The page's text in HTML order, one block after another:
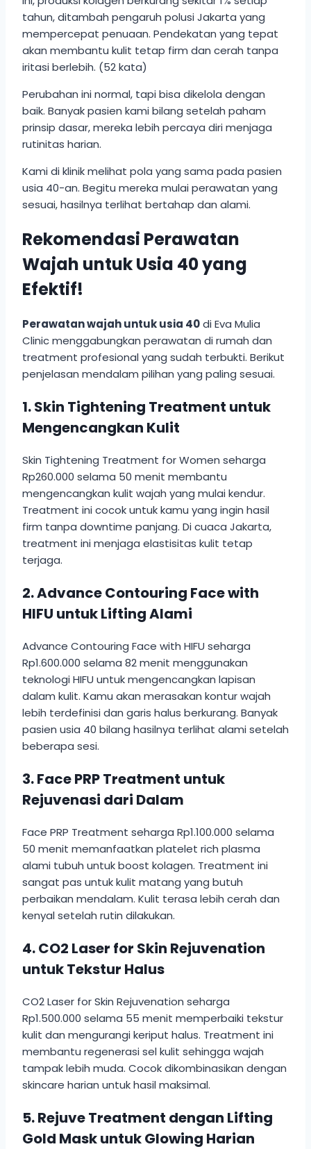
tahun, ditambah pengaruh polusi Jakarta yang
mempercepat penuaan. Pendekatan yang tepat
akan membantu kulit tetap firm dan cerah tanpa
iritasi berlebih. (52 kata)
Perubahan ini normal, tapi bisa dikelola dengan
baik. Banyak pasien kami bilang setelah paham
prinsip dasar, mereka lebih percaya diri menjaga
rutinitas harian.
Kami di klinik melihat pola yang sama pada pasien
usia 40-an. Begitu mereka mulai perawatan yang
sesuai, hasilnya terlihat bertahap dan alami.
Rekomendasi Perawatan
Wajah untuk Usia 40 yang
Efektif!
Perawatan wajah untuk usia 40di Eva Mulia
Clinic menggabungkan perawatan di rumah dan
treatment profesional yang sudah terbukti. Berikut
penjelasan mendalam pilihan yang paling sesuai.
1. Skin Tightening Treatment untuk
Mengencangkan Kulit
Skin Tightening Treatment for Women seharga
Rp260.000 selama 50 menit membantu
mengencangkan kulit wajah yang mulai kendur.
Treatment ini cocok untuk kamu yang ingin hasil
firm tanpa downtime panjang. Di cuaca Jakarta,
treatment ini menjaga elastisitas kulit tetap
terjaga.
2. Advance Contouring Face with
HIFU untuk Lifting Alami
Advance Contouring Face with HIFU seharga
Rp1.600.000 selama 82 menit menggunakan
teknologi HIFU untuk mengencangkan lapisan
dalam kulit. Kamu akan merasakan kontur wajah
lebih terdefinisi dan garis halus berkurang. Banyak
pasien usia 40 bilang hasilnya terlihat alami setelah
beberapa sesi.
3. Face PRP Treatment untuk
Rejuvenasi dari Dalam
Face PRP Treatment seharga Rp1.100.000 selama
50 menit memanfaatkan platelet rich plasma
alami tubuh untuk boost kolagen. Treatment ini
sangat pas untuk kulit matang yang butuh
perbaikan mendalam. Kulit terasa lebih cerah dan
kenyal setelah rutin dilakukan.
4. CO2 Laser for Skin Rejuvenation
untuk Tekstur Halus
CO2 Laser for Skin Rejuvenation seharga
Rp1.500.000 selama 55 menit memperbaiki tekstur
kulit dan mengurangi keriput halus. Treatment ini
membantu regenerasi sel kulit sehingga wajah
tampak lebih muda. Cocok dikombinasikan dengan
skincare harian untuk hasil maksimal.
5. Rejuve Treatment dengan Lifting
Gold Mask untuk Glowing Harian